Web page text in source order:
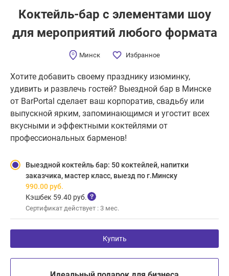
Коктейль-бар с эле­мен­тами шоу
для меро­при­я­тий любого фор­мата
Минск Избранное
Хотите добавить своему празднику изюминку,
удивить и развлечь гостей? Выездной бар в Минске
от BarPortal сделает ваш корпоратив, свадьбу или
выпускной ярким, запоминающимся и угостит всех
вкусными и эффектными коктейлями от
профессиональных барменов!
Выездной коктейль бар: 50 коктейлей, напитки
заказчика, мастер класс, выезд по г.Минску
990.00руб.
Кэшбек 59.40 руб.
Сертификат действует : 3 мес.
Купить